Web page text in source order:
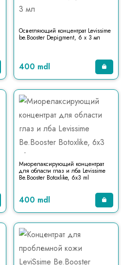
Осветляющий концентрат Levissime
be.Booster Depigment, 6 х 3 мл
400 mdl
Миорелаксирующий концентрат
для области глаз и лба Levissime
Be.Booster Botoxlike, 6x3 ml
400 mdl